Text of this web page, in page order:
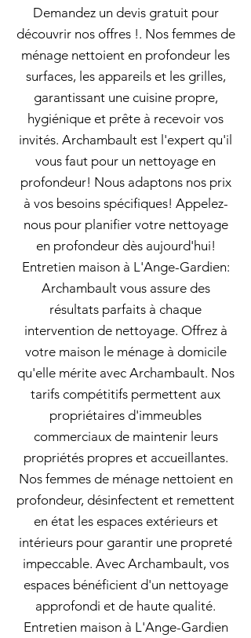
Demandez un devis gratuit pour
découvrir nos offres !. Nos femmes de
ménage nettoient en profondeur les
surfaces, les appareils et les grilles,
garantissant une cuisine propre,
hygiénique et prête à recevoir vos
invités. Archambault est l'expert qu'il
vous faut pour un nettoyage en
profondeur! Nous adaptons nos prix
à vos besoins spécifiques! Appelez-
nous pour planifier votre nettoyage
en profondeur dès aujourd'hui!
Entretien maison à L'Ange-Gardien:
Archambault vous assure des
résultats parfaits à chaque
intervention de nettoyage. Offrez à
votre maison le ménage à domicile
qu'elle mérite avec Archambault. Nos
tarifs compétitifs permettent aux
propriétaires d'immeubles
commerciaux de maintenir leurs
propriétés propres et accueillantes.
Nos femmes de ménage nettoient en
profondeur, désinfectent et remettent
en état les espaces extérieurs et
intérieurs pour garantir une propreté
impeccable. Avec Archambault, vos
espaces bénéficient d'un nettoyage
approfondi et de haute qualité.
Entretien maison à L'Ange-Gardien